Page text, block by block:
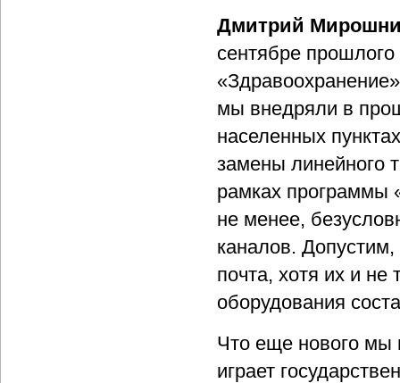
Дмитрий
сентябре
мы внедряли в
населенных
замены линейного
рамках программы
не менее,
каналов.
почта, хотя их и
оборудования
Что еще нового мы
играет